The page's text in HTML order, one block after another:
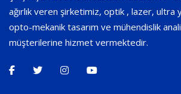
ağırlık veren şirketimiz, optik , lazer, ultra
opto-mekanik tasarım ve mühendislik
müşterilerine hizmet vermektedir.